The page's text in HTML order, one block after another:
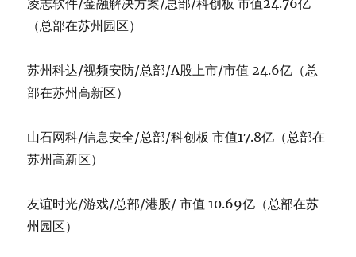
凌志软件/金融解决方案/总部/科创板 市值24.76亿
（总部在苏州园区）
苏州科达/视频安防/总部/A股上市/市值 24.6亿（总
部在苏州高新区）
山石网科/信息安全/总部/科创板 市值17.8亿（总部在
苏州高新区）
友谊时光/游戏/总部/港股/ 市值 10.69亿（总部在苏
州园区）